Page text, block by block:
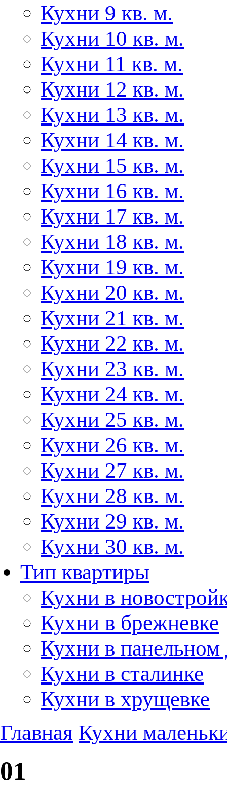
Кухни 9 кв. м.
Кухни 10 кв. м.
Кухни 11 кв. м.
Кухни 12 кв. м.
Кухни 13 кв. м.
Кухни 14 кв. м.
Кухни 15 кв. м.
Кухни 16 кв. м.
Кухни 17 кв. м.
Кухни 18 кв. м.
Кухни 19 кв. м.
Кухни 20 кв. м.
Кухни 21 кв. м.
Кухни 22 кв. м.
Кухни 23 кв. м.
Кухни 24 кв. м.
Кухни 25 кв. м.
Кухни 26 кв. м.
Кухни 27 кв. м.
Кухни 28 кв. м.
Кухни 29 кв. м.
Кухни 30 кв. м.
Тип квартиры
Кухни в
Кухни в брежневке
Кухни в панельном
Кухни в сталинке
Кухни в хрущевке
Главная Кухни
01